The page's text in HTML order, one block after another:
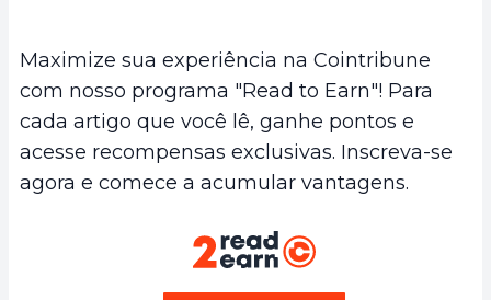
Maximize sua experiência na Cointribune
com nosso programa "Read to Earn"! Para
cada artigo que você lê, ganhe pontos e
acesse recompensas exclusivas. Inscreva-se
agora e comece a acumular vantagens.